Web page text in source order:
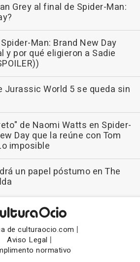
Grey al final de Spider-Man:
Man: Brand New Day
y por qué eligieron a Sadie
Jurassic World 5 se queda sin
de Naomi Watts en Spider-
Day que la reúne con Tom
imposible
un papel póstumo en The
de culturaocio.com |
Aviso Legal |
normativo